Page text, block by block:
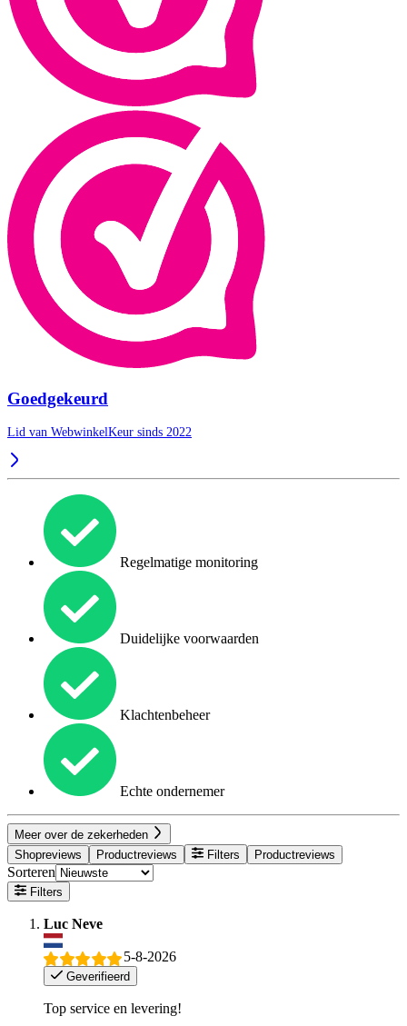
Goedgekeurd
Lid van WebwinkelKeur sinds 2022
Regelmatige monitoring
Duidelijke voorwaarden
Klachtenbeheer
Echte ondernemer
Meer over de zekerheden
Shopreviews
Productreviews Filters Productreviews
Sorteren
Filters
Luc Neve
5-8-2026
Geverifieerd
Top service en levering!